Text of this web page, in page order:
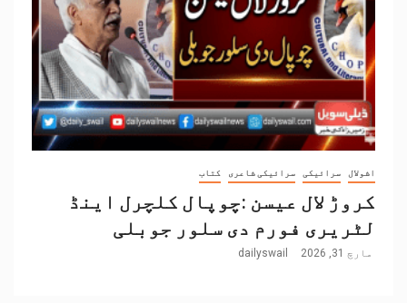
اشولال سرائیکی سرائیکی شاعری کتاب
کروڑ لال عیسن :چوپال کلچرل اینڈ
لٹریری فورم دی سلور جوبلی
مارچ 31, 2026 dailyswail